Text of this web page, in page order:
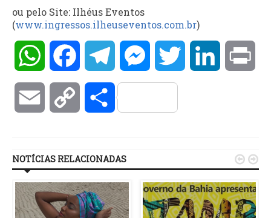
ou pelo Site: Ilhéus Eventos
(www.ingressos.ilheuseventos.com.br)
WhatsAppFacebookTelegramMessengerTwitter LinkedIn
Email Copy Compartilhar
NOTÍCIAS RELACIONADAS  